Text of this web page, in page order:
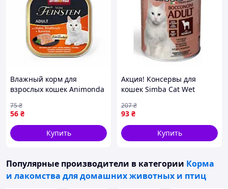
Влажный корм для
взрослых кошек Animonda
курицей говядиной и
морковью 100 г
56 ₴
75₴
Купить
Акция! Консервы для
кошек Simba Cat Wet
(8009470009546) - По
лучшей цене!
93 ₴
207₴
Купить
Популярные производители в категории Корма
и лакомства для домашних животных и птиц